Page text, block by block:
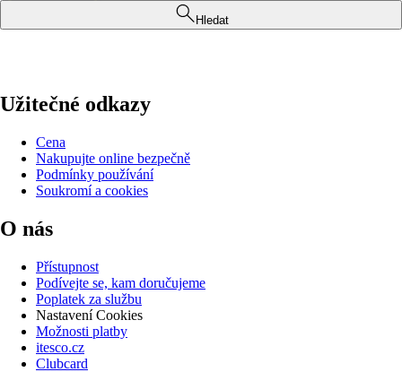
Hledat
Užitečné odkazy
Cena
Nakupujte online bezpečně
Podmínky používání
Soukromí a cookies
O nás
Přístupnost
Podívejte se, kam doručujeme
Poplatek za službu
Nastavení Cookies
Možnosti platby
itesco.cz
Clubcard